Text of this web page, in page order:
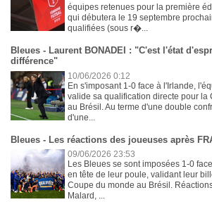
équipes retenues pour la première
qui débutera le 19 septembre
qualifiées (sous r�...
Bleues - Laurent BONADEI : "C'est l'état
différence"
10/06/2026 0:12
En s'imposant 1-0 face à l'Irlande,
valide sa qualification directe pour la
au Brésil. Au terme d'une double
d'une...
Bleues - Les réactions des joueuses après
09/06/2026 23:53
Les Bleues se sont imposées 1-0
en tête de leur poule, validant leur
Coupe du monde au Brésil.
Malard, ...